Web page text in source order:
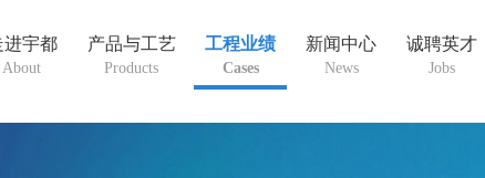
进宇都
About
产品与工艺
Products
工程业绩
Cases
新闻中心
News Jobs
诚聘英才